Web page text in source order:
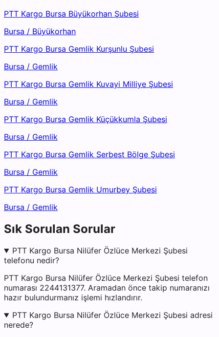
PTT Kargo Bursa Büyükorhan Şubesi
Bursa / Büyükorhan
PTT Kargo Bursa Gemlik Kurşunlu Şubesi
Bursa / Gemlik
PTT Kargo Bursa Gemlik Kuvayi Milliye Şubesi
Bursa / Gemlik
PTT Kargo Bursa Gemlik Küçükkumla Şubesi
Bursa / Gemlik
PTT Kargo Bursa Gemlik Serbest Bölge Şubesi
Bursa / Gemlik
PTT Kargo Bursa Gemlik Umurbey Şubesi
Bursa / Gemlik
Sık Sorulan Sorular
PTT Kargo Bursa Nilüfer Özlüce Merkezi Şubesi
telefonu nedir?
PTT Kargo Bursa Nilüfer Özlüce Merkezi Şubesi telefon
numarası 2244131377. Aramadan önce takip numaranızı
hazır bulundurmanız işlemi hızlandırır.
PTT Kargo Bursa Nilüfer Özlüce Merkezi Şubesi adresi
nerede?